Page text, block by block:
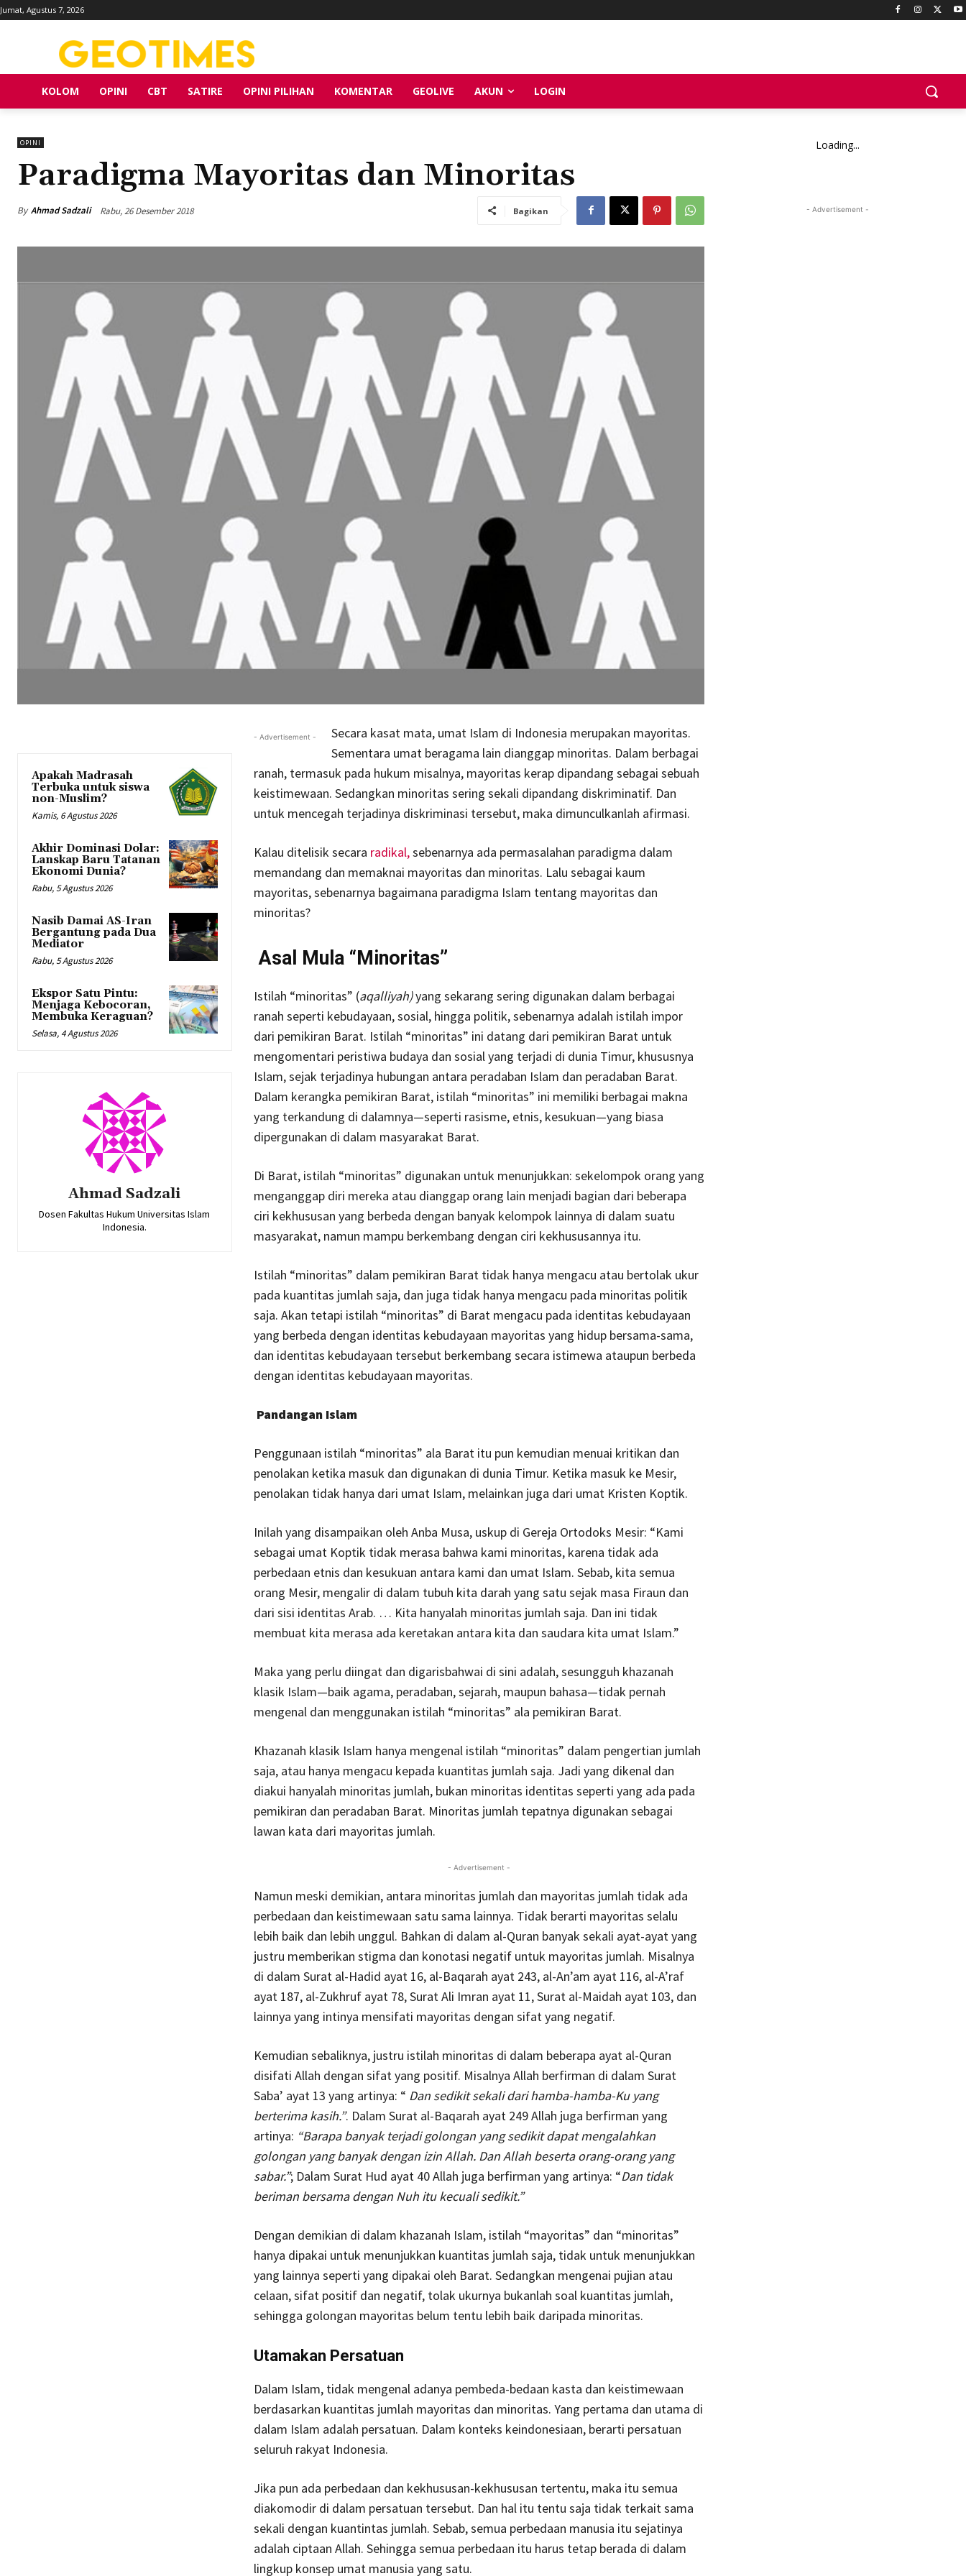
Jumat, Agustus 7, 2026
KOLOM OPINI CBT SATIRE OPINI PILIHAN KOMENTAR GEOLIVE AKUN LOGIN
OPINI
Paradigma Mayoritas dan Minoritas
By Ahmad Sadzali Rabu, 26 Desember 2018 Bagikan
Apakah Madrasah
Terbuka untuk siswa
non-Muslim?
Kamis, 6 Agustus 2026
Akhir Dominasi Dolar:
Lanskap Baru Tatanan
Ekonomi Dunia?
Rabu, 5 Agustus 2026
Nasib Damai AS-Iran
Bergantung pada Dua
Mediator
Rabu, 5 Agustus 2026
Ekspor Satu Pintu:
Menjaga Kebocoran,
Membuka Keraguan?
Selasa, 4 Agustus 2026
Ahmad Sadzali
Dosen Fakultas Hukum Universitas Islam
Indonesia.
- Advertisement -
Secara kasat mata, umat Islam di Indonesia merupakan mayoritas.
Sementara umat beragama lain dianggap minoritas. Dalam berbagai
ranah, termasuk pada hukum misalnya, mayoritas kerap dipandang sebagai sebuah
keistimewaan. Sedangkan minoritas sering sekali dipandang diskriminatif. Dan
untuk mencegah terjadinya diskriminasi tersebut, maka dimunculkanlah afirmasi.
Kalau ditelisik secara radikal,sebenarnya ada permasalahan paradigma dalam
memandang dan memaknai mayoritas dan minoritas. Lalu sebagai kaum
mayoritas, sebenarnya bagaimana paradigma Islam tentang mayoritas dan
minoritas?
Asal Mula “Minoritas”
Istilah “minoritas” (aqalliyah)yang sekarang sering digunakan dalam berbagai
ranah seperti kebudayaan, sosial, hingga politik, sebenarnya adalah istilah impor
dari pemikiran Barat. Istilah “minoritas” ini datang dari pemikiran Barat untuk
mengomentari peristiwa budaya dan sosial yang terjadi di dunia Timur, khususnya
Islam, sejak terjadinya hubungan antara peradaban Islam dan peradaban Barat.
Dalam kerangka pemikiran Barat, istilah “minoritas” ini memiliki berbagai makna
yang terkandung di dalamnya—seperti rasisme, etnis, kesukuan—yang biasa
dipergunakan di dalam masyarakat Barat.
Di Barat, istilah “minoritas” digunakan untuk menunjukkan: sekelompok orang yang
menganggap diri mereka atau dianggap orang lain menjadi bagian dari beberapa
ciri kekhususan yang berbeda dengan banyak kelompok lainnya di dalam suatu
masyarakat, namun mampu berkembang dengan ciri kekhususannya itu.
Istilah “minoritas” dalam pemikiran Barat tidak hanya mengacu atau bertolak ukur
pada kuantitas jumlah saja, dan juga tidak hanya mengacu pada minoritas politik
saja. Akan tetapi istilah “minoritas” di Barat mengacu pada identitas kebudayaan
yang berbeda dengan identitas kebudayaan mayoritas yang hidup bersama-sama,
dan identitas kebudayaan tersebut berkembang secara istimewa ataupun berbeda
dengan identitas kebudayaan mayoritas.
Pandangan Islam
Penggunaan istilah “minoritas” ala Barat itu pun kemudian menuai kritikan dan
penolakan ketika masuk dan digunakan di dunia Timur. Ketika masuk ke Mesir,
penolakan tidak hanya dari umat Islam, melainkan juga dari umat Kristen Koptik.
Inilah yang disampaikan oleh Anba Musa, uskup di Gereja Ortodoks Mesir: “Kami
sebagai umat Koptik tidak merasa bahwa kami minoritas, karena tidak ada
perbedaan etnis dan kesukuan antara kami dan umat Islam. Sebab, kita semua
orang Mesir, mengalir di dalam tubuh kita darah yang satu sejak masa Firaun dan
dari sisi identitas Arab. … Kita hanyalah minoritas jumlah saja. Dan ini tidak
membuat kita merasa ada keretakan antara kita dan saudara kita umat Islam.”
Maka yang perlu diingat dan digarisbahwai di sini adalah, sesungguh khazanah
klasik Islam—baik agama, peradaban, sejarah, maupun bahasa—tidak pernah
mengenal dan menggunakan istilah “minoritas” ala pemikiran Barat.
Khazanah klasik Islam hanya mengenal istilah “minoritas” dalam pengertian jumlah
saja, atau hanya mengacu kepada kuantitas jumlah saja. Jadi yang dikenal dan
diakui hanyalah minoritas jumlah, bukan minoritas identitas seperti yang ada pada
pemikiran dan peradaban Barat. Minoritas jumlah tepatnya digunakan sebagai
lawan kata dari mayoritas jumlah.
- Advertisement -
Namun meski demikian, antara minoritas jumlah dan mayoritas jumlah tidak ada
perbedaan dan keistimewaan satu sama lainnya. Tidak berarti mayoritas selalu
lebih baik dan lebih unggul. Bahkan di dalam al-Quran banyak sekali ayat-ayat yang
justru memberikan stigma dan konotasi negatif untuk mayoritas jumlah. Misalnya
di dalam Surat al-Hadid ayat 16, al-Baqarah ayat 243, al-An’am ayat 116, al-A’raf
ayat 187, al-Zukhruf ayat 78, Surat Ali Imran ayat 11, Surat al-Maidah ayat 103, dan
lainnya yang intinya mensifati mayoritas dengan sifat yang negatif.
Kemudian sebaliknya, justru istilah minoritas di dalam beberapa ayat al-Quran
disifati Allah dengan sifat yang positif. Misalnya Allah berfirman di dalam Surat
Saba’ ayat 13 yang artinya: “ Dan sedikit sekali dari hamba-hamba-Ku yang
berterima kasih.”. Dalam Surat al-Baqarah ayat 249 Allah juga berfirman yang
artinya: “Barapa banyak terjadi golongan yang sedikit dapat mengalahkan
golongan yang banyak dengan izin Allah. Dan Allah beserta orang-orang yang
sabar.”; Dalam Surat Hud ayat 40 Allah juga berfirman yang artinya: “Dan tidak
beriman bersama dengan Nuh itu kecuali sedikit.”
Dengan demikian di dalam khazanah Islam, istilah “mayoritas” dan “minoritas”
hanya dipakai untuk menunjukkan kuantitas jumlah saja, tidak untuk menunjukkan
yang lainnya seperti yang dipakai oleh Barat. Sedangkan mengenai pujian atau
celaan, sifat positif dan negatif, tolak ukurnya bukanlah soal kuantitas jumlah,
sehingga golongan mayoritas belum tentu lebih baik daripada minoritas.
Utamakan Persatuan
Dalam Islam, tidak mengenal adanya pembeda-bedaan kasta dan keistimewaan
berdasarkan kuantitas jumlah mayoritas dan minoritas. Yang pertama dan utama di
dalam Islam adalah persatuan. Dalam konteks keindonesiaan, berarti persatuan
seluruh rakyat Indonesia.
Jika pun ada perbedaan dan kekhususan-kekhususan tertentu, maka itu semua
diakomodir di dalam persatuan tersebut. Dan hal itu tentu saja tidak terkait sama
sekali dengan kuantintas jumlah. Sebab, semua perbedaan manusia itu sejatinya
adalah ciptaan Allah. Sehingga semua perbedaan itu harus tetap berada di dalam
lingkup konsep umat manusia yang satu.
Loading...
- Advertisement -